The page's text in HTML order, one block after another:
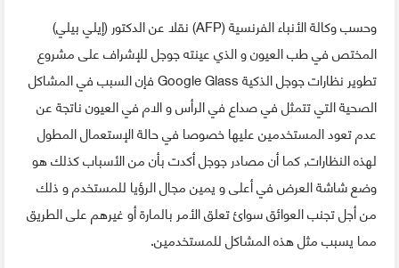
وحسب وكالة الأنباء الفرنسية (AFP) نقلا عن الدكتور (إيلي بيلي)
المختص في طب العيون و الذي عينته جوجل للإشراف على مشروع
تطوير نظارات جوجل الذكية Google Glass فإن السبب في المشاكل
الصحية التي تتمثل في صداع في الرأس و الام في العيون ناتجة عن
عدم تعود المستخدمين عليها خصوصا في حالة الإستعمال المطول
لهذه النظارات, كما أن مصادر جوجل أكدت بأن من الأسباب كذلك هو
وضع شاشة العرض في أعلى و يمين مجال الرؤيا للمستخدم و ذلك
من أجل تجنب العوائق سوائ تعلق الأمر بالمارة أو غيرهم على الطريق
مما يسبب مثل هذه المشاكل للمستخدمين.